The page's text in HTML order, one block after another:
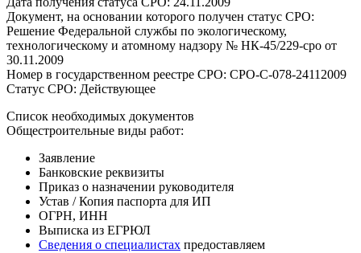
Документ, на основании которого получен статус СРО:
Решение Федеральной службы по экологическому,
технологическому и атомному надзору № НК-45/229-сро от
30.11.2009
Номер в государственном реестре СРО: СРО-С-078-24112009
Статус СРО: Действующее
Список необходимых документов
Общестроительные виды работ:
Заявление
Банковские реквизиты
Приказ о назначении руководителя
Устав / Копия паспорта для ИП
ОГРН, ИНН
Выписка из ЕГРЮЛ
Сведения о специалистах предоставляем